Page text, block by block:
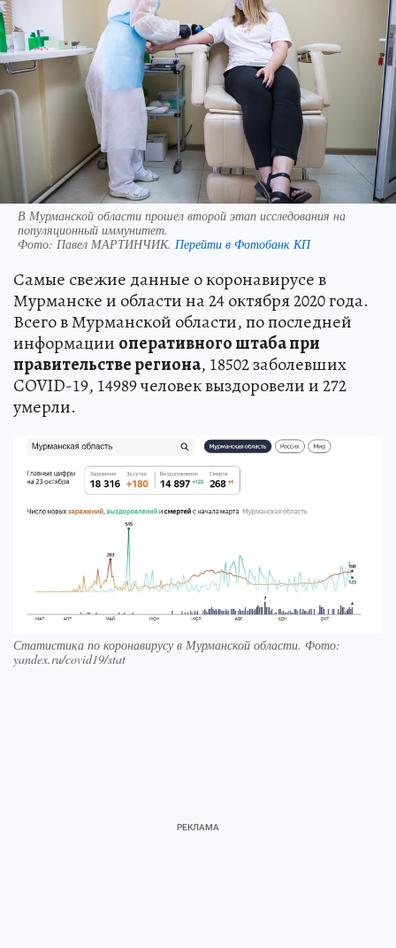
В Мурманской области прошел второй этап исследования на
популяционный иммунитет.
Фото: Павел МАРТИНЧИК. Перейти в Фотобанк КП
Самые свежие данные о коронавирусе в
Мурманске и области на 24 октября 2020 года.
Всего в Мурманской области, по последней
информации оперативного штаба при
правительстве региона, 18502 заболевших
COVID-19, 14989 человек выздоровели и 272
умерли.
Статистика по коронавирусу в Мурманской области. Фото:
yandex.ru/covid19/stat